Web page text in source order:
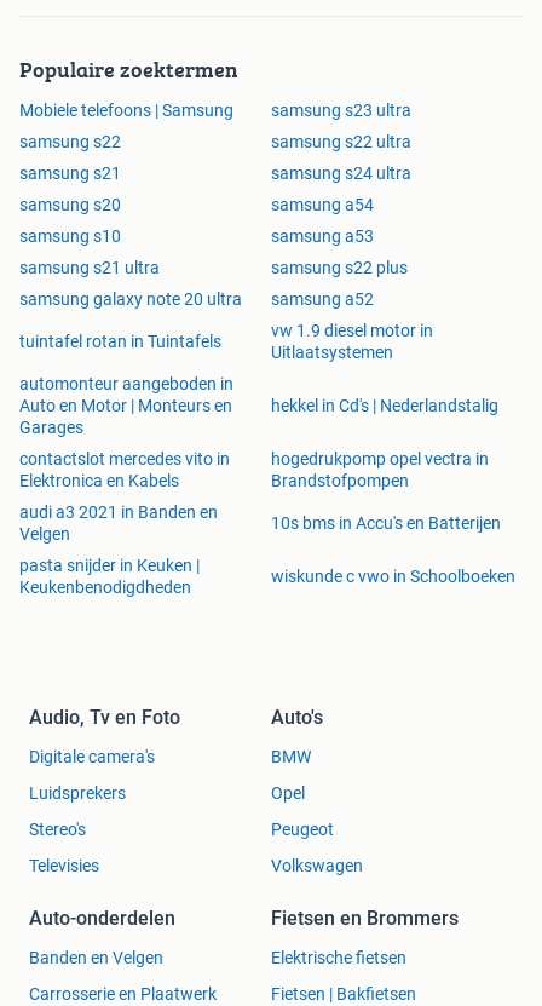
Populaire zoektermen
Mobiele telefoons | Samsung
samsung s23 ultra
samsung s22
samsung s22 ultra
samsung s21
samsung s24 ultra
samsung s20
samsung a54
samsung s10
samsung a53
samsung s21 ultra
samsung s22 plus
samsung galaxy note 20 ultra
samsung a52
tuintafel rotan in Tuintafels
vw 1.9 diesel motor in
Uitlaatsystemen
automonteur aangeboden in
Auto en Motor | Monteurs en
Garages
hekkel in Cd's | Nederlandstalig
contactslot mercedes vito in
Elektronica en Kabels
hogedrukpomp opel vectra in
Brandstofpompen
audi a3 2021 in Banden en
Velgen
10s bms in Accu's en Batterijen
pasta snijder in Keuken |
Keukenbenodigdheden
wiskunde c vwo in Schoolboeken
Audio, Tv en Foto
Digitale camera's
Luidsprekers
Stereo's
Televisies
Auto's
BMW
Opel
Peugeot
Volkswagen
Auto-onderdelen
Banden en Velgen
Carrosserie en Plaatwerk
Fietsen en Brommers
Elektrische fietsen
Fietsen | Bakfietsen